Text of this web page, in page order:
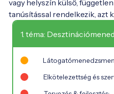
vagy helyszín külső,
tanúsítással rendelkezik, azt
1. téma:
Elkötelezettség és